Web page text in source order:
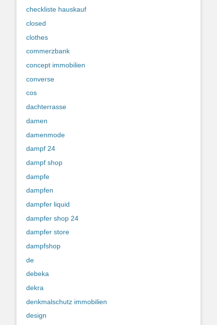
checkliste hauskauf
closed
clothes
commerzbank
concept immobilien
converse
cos
dachterrasse
damen
damenmode
dampf 24
dampf shop
dampfe
dampfen
dampfer liquid
dampfer shop 24
dampfer store
dampfshop
de
debeka
dekra
denkmalschutz immobilien
design